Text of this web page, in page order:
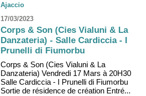
Ajaccio
17/03/2023
Corps & Son (Cies Vialuni & La
Danzateria) - Salle Cardiccia - I
Prunelli di Fiumorbu
Corps & Son (Cies Vialuni & La
Danzateria) Vendredi 17 Mars à 20H30
Salle Cardiccia - I Prunelli di Fiumorbu
Sortie de résidence de création Entré...